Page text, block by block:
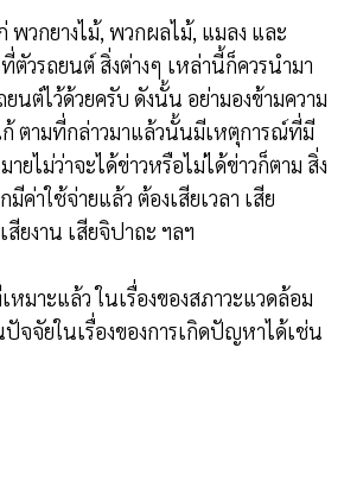
พวกยางไม้, พวกผลไม้, แมลง และ
ตัวรถยนต์ สิ่งต่างๆ เหล่านี้ก็ควรนำมา
นต์ไว้ด้วยครับ ดังนั้น อย่ามองข้ามความ
ตามที่กล่าวมาแล้วนั้นมีเหตุการณ์ที่มี
ยไม่ว่าจะได้ข่าวหรือไม่ได้ข่าวก็ตาม สิ่ง
ค่าใช้จ่ายแล้ว ต้องเสียเวลา เสีย
สียงาน เสียจิปาถะ ฯลฯ
มาะแล้ว ในเรื่องของสภาวะแวดล้อม
จจัยในเรื่องของการเกิดปัญหาได้เช่น